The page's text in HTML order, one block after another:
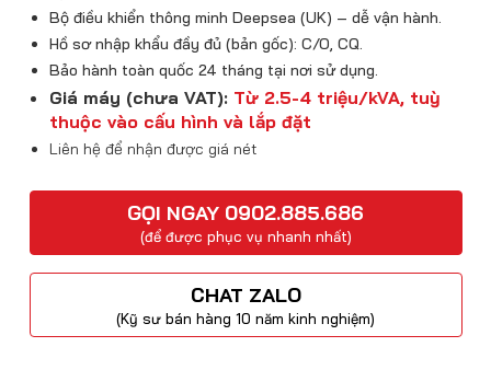
Bộ điều khiển thông minh Deepsea (UK) – dễ vận hành.
Hồ sơ nhập khẩu đầy đủ (bản gốc): C/O, CQ.
Bảo hành toàn quốc 24 tháng tại nơi sử dụng.
Giá máy (chưa VAT): Từ 2.5-4 triệu/kVA, tuỳ
thuộc vào cấu hình và lắp đặt
Liên hệ để nhận được giá nét
GỌI NGAY 0902.885.686
(để được phục vụ nhanh nhất)
CHAT ZALO
(Kỹ sư bán hàng 10 năm kinh nghiệm)